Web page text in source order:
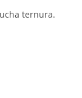
ternura.